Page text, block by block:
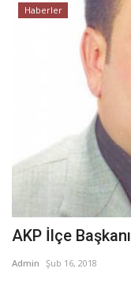
Haberler
AKP İlçe
Admin Şub 16, 2018